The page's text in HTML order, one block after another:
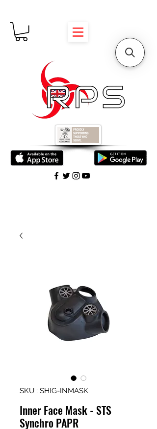
SKU : SHIG-INMASK
Inner Face Mask - STS
Synchro PAPR